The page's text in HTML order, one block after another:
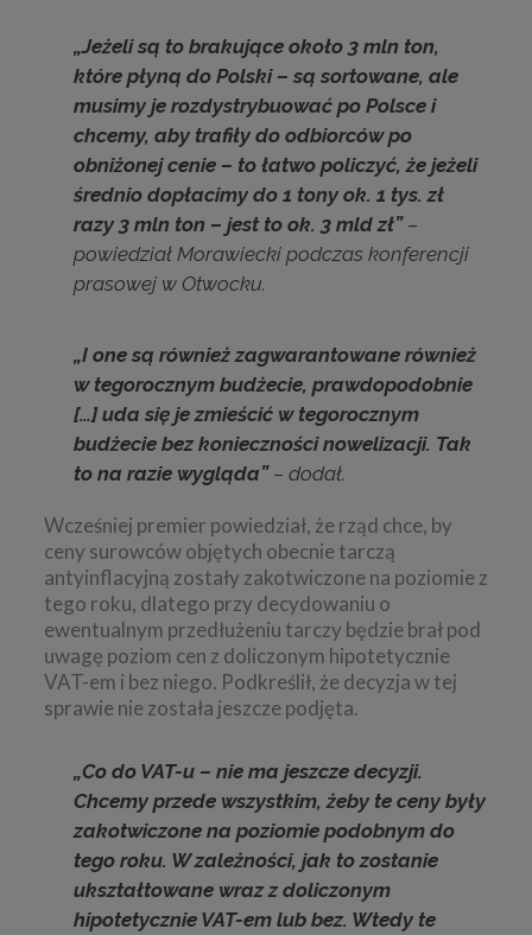
„Jeżeli są to brakujące około 3 mln ton,
które płyną do Polski – są sortowane, ale
musimy je rozdystrybuować po Polsce i
chcemy, aby trafiły do odbiorców po
obniżonej cenie – to łatwo policzyć, że jeżeli
średnio dopłacimy do 1 tony ok. 1 tys. zł
razy 3 mln ton – jest to ok. 3 mld zł”–
powiedział Morawiecki podczas konferencji
prasowej w Otwocku.
„I one są również zagwarantowane również
w tegorocznym budżecie, prawdopodobnie
[…] uda się je zmieścić w tegorocznym
budżecie bez konieczności nowelizacji. Tak
to na razie wygląda”– dodał.
Wcześniej premier powiedział, że rząd chce, by
ceny surowców objętych obecnie tarczą
antyinflacyjną zostały zakotwiczone na poziomie z
tego roku, dlatego przy decydowaniu o
ewentualnym przedłużeniu tarczy będzie brał pod
uwagę poziom cen z doliczonym hipotetycznie
VAT-em i bez niego. Podkreślił, że decyzja w tej
sprawie nie została jeszcze podjęta.
„Co do VAT-u – nie ma jeszcze decyzji.
Chcemy przede wszystkim, żeby te ceny były
zakotwiczone na poziomie podobnym do
tego roku. W zależności, jak to zostanie
ukształtowane wraz z doliczonym
hipotetycznie VAT-em lub bez. Wtedy te